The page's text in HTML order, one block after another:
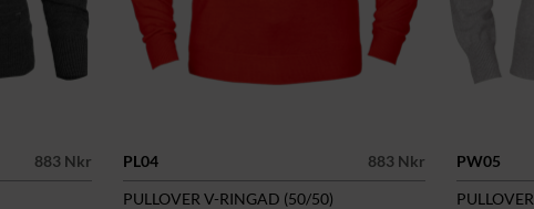
883 Nkr
PL04
883 Nkr
PULLOVER V-RINGAD (50/50)
PW05
PULLOVER